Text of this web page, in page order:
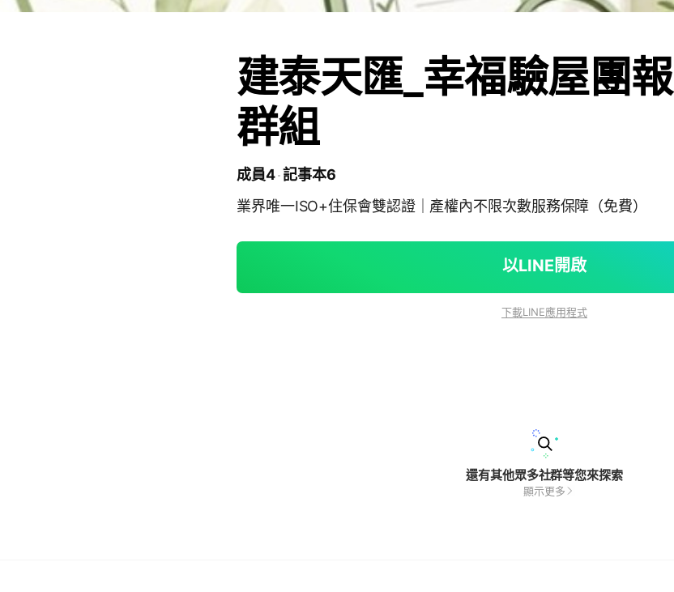
建泰天匯_幸福驗屋團報
群組
成員4 記事本6
業界唯一ISO+住保會雙認證｜產權內不限次數服務保障（免費）
以LINE開啟
下載LINE應用程式
還有其他眾多社群等您來探索
顯示更多